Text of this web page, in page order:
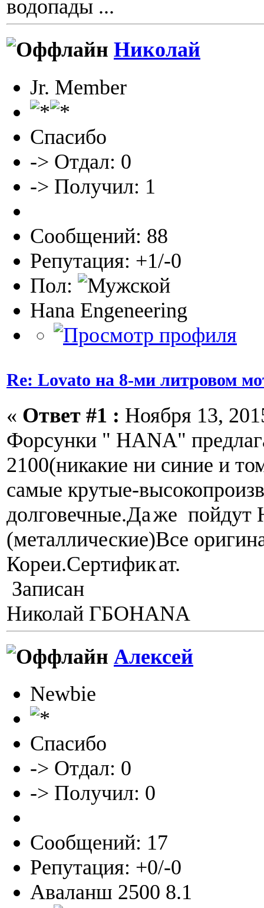
водопады ...
Николай
Jr. Member
Спасибо
-> Отдал: 0
-> Получил: 1
Сообщений: 88
Репутация: +1/-0
Пол:
Hana Engeneering
Re: Lovato на 8-ми литровом
« Ответ #1 : Ноября 13,
Форсунки " HANA"
2100(никакие ни синие и
самые крутые-
долговечные.Даже пойдут
(металлические)Все
Кореи.Сертификат.
Записан
Николай ГБОHANA
Алексей
Newbie
Спасибо
-> Отдал: 0
-> Получил: 0
Сообщений: 17
Репутация: +0/-0
Аваланш 2500 8.1